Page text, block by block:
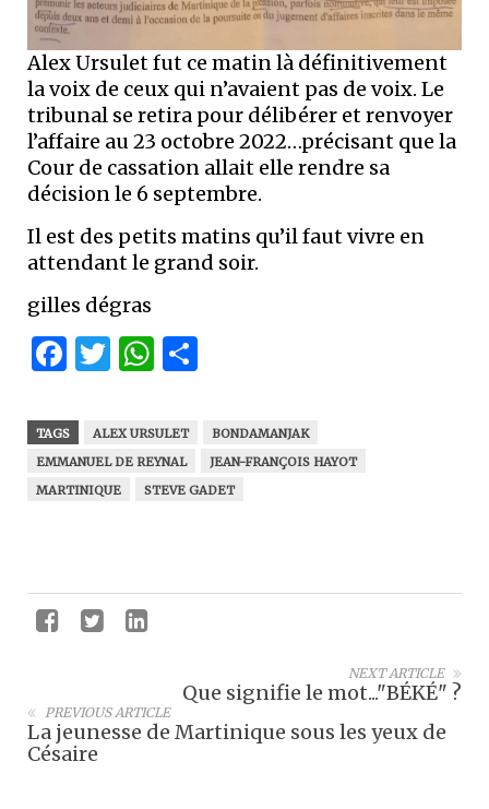
Alex Ursulet fut ce matin là définitivement
la voix de ceux qui n’avaient pas de voix. Le
tribunal se retira pour délibérer et renvoyer
l’affaire au 23 octobre 2022…précisant que la
Cour de cassation allait elle rendre sa
décision le 6 septembre.
Il est des petits matins qu’il faut vivre en
attendant le grand soir.
gilles dégras
Facebook
Twitter
WhatsApp
TAGS ALEX URSULET
BONDAMANJAK
EMMANUEL DE REYNAL
JEAN-FRANÇOIS HAYOT
MARTINIQUE
STEVE GADET
NEXT ARTICLE
Que signifie le mot..."BÉKÉ" ?
PREVIOUS ARTICLE
La jeunesse de Martinique sous les yeux de
Césaire